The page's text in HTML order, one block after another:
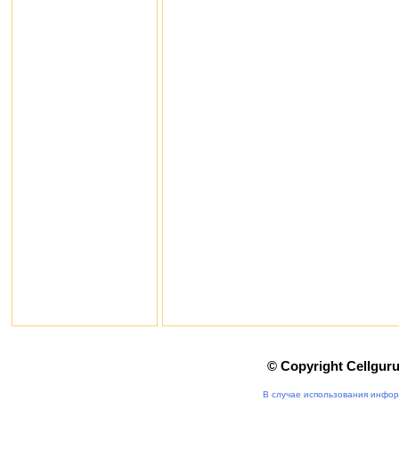
© Copyright
В случае использования